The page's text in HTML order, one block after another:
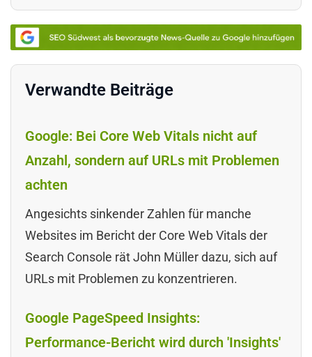
Verwandte Beiträge
Google: Bei Core Web Vitals nicht auf
Anzahl, sondern auf URLs mit Problemen
achten
Angesichts sinkender Zahlen für manche
Websites im Bericht der Core Web Vitals der
Search Console rät John Müller dazu, sich auf
URLs mit Problemen zu konzentrieren.
Google PageSpeed Insights:
Performance-Bericht wird durch 'Insights'